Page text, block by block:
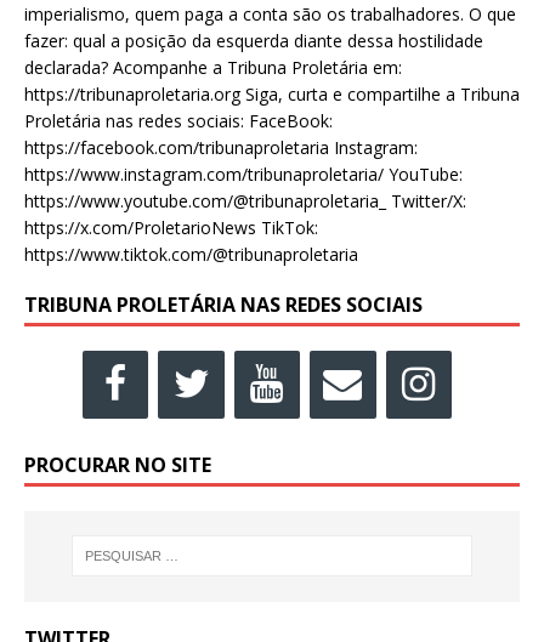
imperialismo, quem paga a conta são os trabalhadores. O que
fazer: qual a posição da esquerda diante dessa hostilidade
declarada? Acompanhe a Tribuna Proletária em:
https://tribunaproletaria.org Siga, curta e compartilhe a Tribuna
Proletária nas redes sociais: FaceBook:
https://facebook.com/tribunaproletaria Instagram:
https://www.instagram.com/tribunaproletaria/ YouTube:
https://www.youtube.com/@tribunaproletaria_ Twitter/X:
https://x.com/ProletarioNews TikTok:
https://www.tiktok.com/@tribunaproletaria
TRIBUNA PROLETÁRIA NAS REDES SOCIAIS
PROCURAR NO SITE